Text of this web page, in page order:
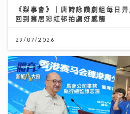
《梨事會》｜唐詩詠讚劇組每日
回到舊居彩虹邨拍劇好感觸
29/07/2026